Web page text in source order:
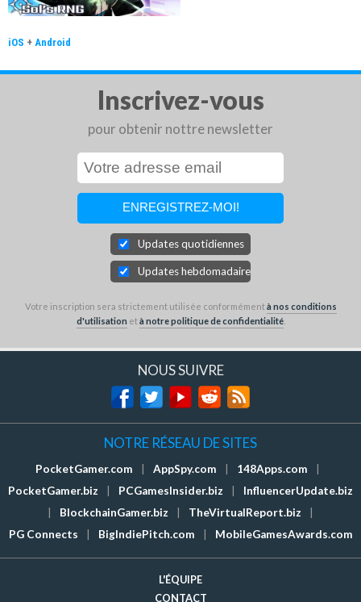
iOS + Android
Inscrivez-vous
pour obtenir nottre newsletter
Updates quotidiennes
Updates hebdomadaires
Votre inscription sera strictement utilisée conformémentà nos conditions
d'utilisation età notre politique de confidentialité.
NOUS SUIVRE
NOTRE RÉSEAU DE SITES
PocketGamer.com AppSpy.com 148Apps.com
PocketGamer.biz
PCGamesInsider.biz
InfluencerUpdate.biz
BlockchainGamer.biz TheVirtualReport.biz
PG Connects
BigIndiePitch.com MobileGamesAwards.com
L'ÉQUIPE
CONTACT